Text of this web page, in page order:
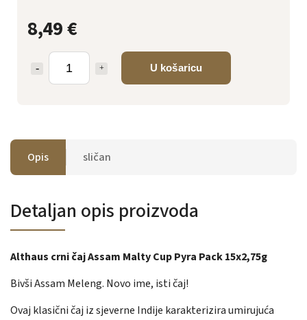
8,49 €
U košaricu
Opis sličan
Detaljan opis proizvoda
Althaus crni čaj Assam Malty Cup Pyra Pack 15x2,75g
Bivši Assam Meleng. Novo ime, isti čaj!
Ovaj klasični čaj iz sjeverne Indije karakterizira umirujuća